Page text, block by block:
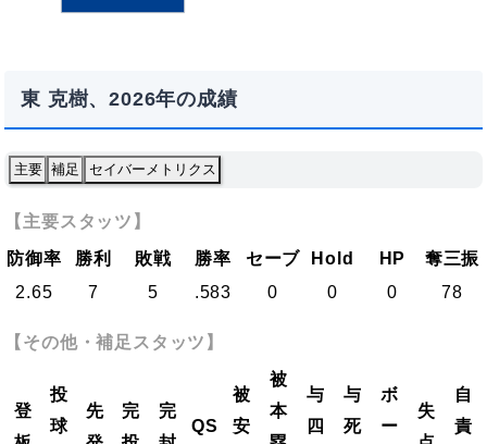
東 克樹、2026年の成績
主要 補足 セイバーメトリクス
【主要スタッツ】
防御率
勝利 敗戦 勝率 セーブ Hold HP
奪三振
2.65
7 5 .583 0 0 0 78
【その他・補足スタッツ】
登
投
球
先
完
完
QS
被
安
被
本
与
四
与
死
ボ
ー
失
自
責